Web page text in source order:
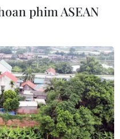
phạm
phim ASEAN